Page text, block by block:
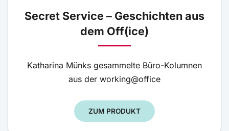
Secret Service – Geschichten aus
dem Off(ice)
Katharina Münks gesammelte Büro-Kolumnen
aus der working@office
ZUM PRODUKT